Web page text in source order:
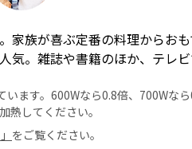
家族が喜ぶ定番の料理からお
。雑誌や書籍のほか、テレビ
ます。600Wなら0.8倍、700Wな
熱してください。
をご覧ください。